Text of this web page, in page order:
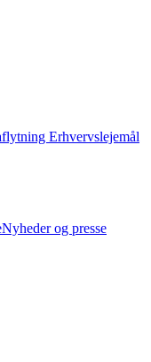
Erhvervslejemål
Nyheder og presse